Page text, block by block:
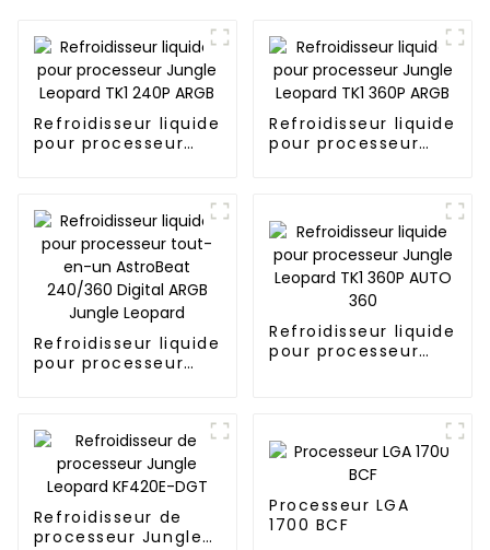
Refroidisseur liquide
pour processeur
Refroidisseur liquide
pour processeur
Refroidisseur liquide
pour processeur
Digital ARGB Jungle
Leopard
Refroidisseur liquide
pour processeur
Refroidisseur de
processeur Jungle
Processeur LGA
1700 BCF